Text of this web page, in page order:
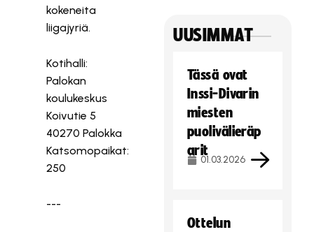
kokeneita
liigajyriä.
Kotihalli:
Palokan
koulukeskus
Koivutie 5
40270 Palokka
Katsomopaikat:
250
---
UUSIMMAT
Tässä ovat
Inssi-Divarin
miesten
puolivälieräp
arit
01.03.2026
Ottelun